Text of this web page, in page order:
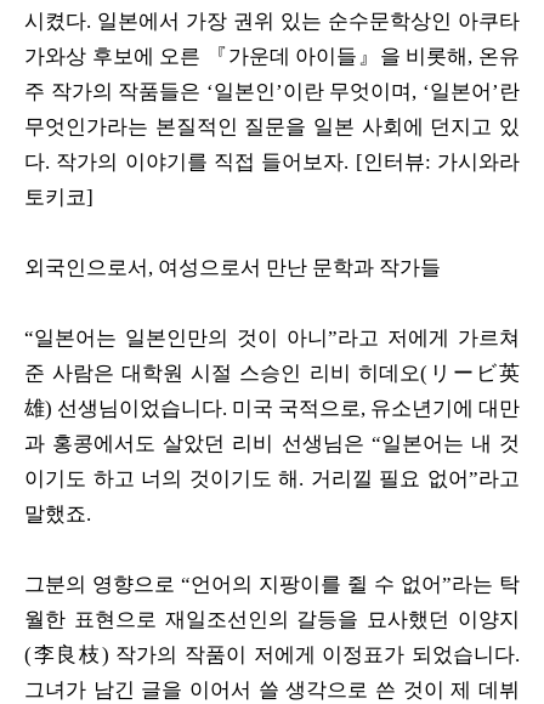
시켰다. 일본에서 가장 권위 있는 순수문학상인 아쿠타
가와상 후보에 오른 『가운데 아이들』을 비롯해, 온유
주 작가의 작품들은 ‘일본인’이란 무엇이며, ‘일본어’란
무엇인가라는 본질적인 질문을 일본 사회에 던지고 있
다. 작가의 이야기를 직접 들어보자. [인터뷰: 가시와라
토키코]
외국인으로서, 여성으로서 만난 문학과 작가들
“일본어는 일본인만의 것이 아니”라고 저에게 가르쳐
준 사람은 대학원 시절 스승인 리비 히데오(リービ英
雄) 선생님이었습니다. 미국 국적으로, 유소년기에 대만
과 홍콩에서도 살았던 리비 선생님은 “일본어는 내 것
이기도 하고 너의 것이기도 해. 거리낄 필요 없어”라고
말했죠.
그분의 영향으로 “언어의 지팡이를 쥘 수 없어”라는 탁
월한 표현으로 재일조선인의 갈등을 묘사했던 이양지
(李良枝) 작가의 작품이 저에게 이정표가 되었습니다.
그녀가 남긴 글을 이어서 쓸 생각으로 쓴 것이 제 데뷔